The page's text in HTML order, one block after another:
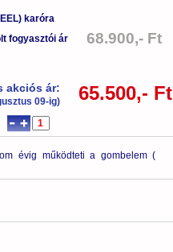
karóra
fogyasztói ár 68.900,- Ft
akciós ár:
09-ig) 65.500,- Ft
évig működteti a gombelem (